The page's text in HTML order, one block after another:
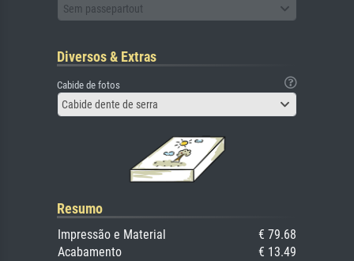
Sem passepartout
Diversos & Extras
Cabide de fotos
Cabide dente de serra
Resumo
Impressão e Material
€ 79.68
Acabamento
€ 13.49